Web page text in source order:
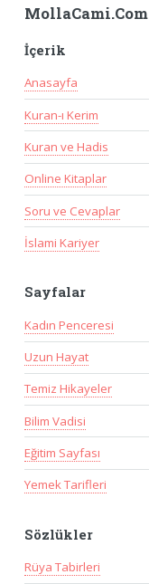
MollaCami.Com
İçerik
Anasayfa
Kuran-ı Kerim
Kuran ve Hadis
Online Kitaplar
Soru ve Cevaplar
İslami Kariyer
Sayfalar
Kadın Penceresi
Uzun Hayat
Temiz Hikayeler
Bilim Vadisi
Eğitim Sayfası
Yemek Tarifleri
Sözlükler
Rüya Tabirleri